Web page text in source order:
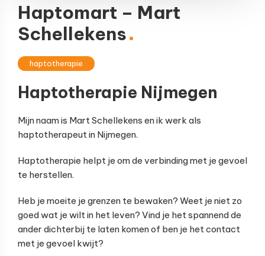
Haptomart – Mart
Schellekens
haptotherapie
Haptotherapie Nijmegen
Mijn naam is Mart Schellekens en ik werk als
haptotherapeut in Nijmegen.
Haptotherapie helpt je om de verbinding met je gevoel
te herstellen.
Heb je moeite je grenzen te bewaken? Weet je niet zo
goed wat je wilt in het leven? Vind je het spannend de
ander dichterbij te laten komen of ben je het contact
met je gevoel kwijt?